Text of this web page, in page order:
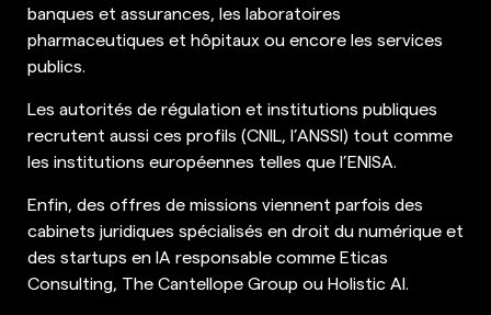
banques et assurances, les laboratoires
pharmaceutiques et hôpitaux ou encore les services
publics.
Les autorités de régulation et institutions publiques
recrutent aussi ces profils (CNIL, l’ANSSI) tout comme
les institutions européennes telles que l’ENISA.
Enfin, des offres de missions viennent parfois des
cabinets juridiques spécialisés en droit du numérique et
des startups en IA responsable comme Eticas
Consulting, The Cantellope Group ou Holistic AI.